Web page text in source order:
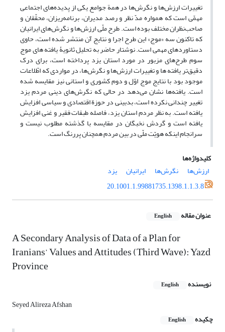
تغییرات ارزش‌ها و نگرش‌ها در همة جوامع یکی از پدیده‌های اجتماعی
مهمّی است که همواره مدّ نظر و رصد مدیران، برنامه‌ریزان، محقّقان و
صاحب‌نظران مختلف بوده است. طرح ملّی ارزش‌ها و نگرش‌های ایرانیان
که تاکنون سه «موج» این طرح اجرا و نتایج آن منتشر شده است، حاوی
دستاوردهای مهمی است. نوشتار حاضر به تحلیل ثانویۀ یافته های موج
سوم طرح‌های مزبور در مورد استان یزد پرداخته است، برای درک
دقیق‌تر یافته ها و تغییرات ارزش‌ها و نگرش‌ها، در مواردی که اطّلاعات
موجود بود با نتایج موج اوّل و دوم کشوری و استانی نیز مقایسه شده
است. یافته‌ها نشان می‌دهد در حالی که نگرش‌های دینی مردم یزد
تغییر چندانی نکرده است، بدبینی در حوزة اقتصادی و سیاسی افزایش
یافته است. به نظر مردم استان یزد، فاصله طبقات فقیر و غنی افزایش
یافته است و گردش نخبگان در مقایسه با گذشته مطلوب نیست و
سرانجام اینکه هویّت ملّی در بین مردم همچنان پررنگ است.
کلیدواژه‌ها
ارزش‌ها
نگرش‌ها ایرانیان
یزد
20.1001.1.99881735.1398.1.1.3.8
عنوان مقاله English
A Secondary Analysis of Data of a Plan for
Iranians’ Values and Attitudes (Third Wave): Yazd
Province
نویسنده English
Seyed Alireza Afshan
چکیده
English